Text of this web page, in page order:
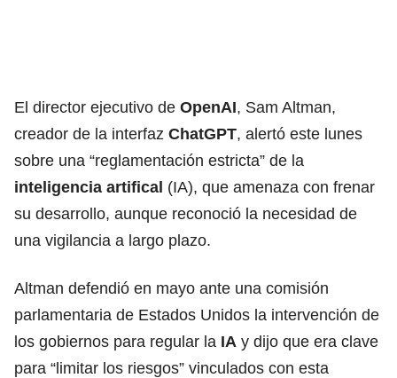
El director ejecutivo de OpenAI, Sam Altman,
creador de la interfaz ChatGPT, alertó este lunes
sobre una “reglamentación estricta” de la
inteligencia artifical (IA), que amenaza con frenar
su desarrollo, aunque reconoció la necesidad de
una vigilancia a largo plazo.
Altman defendió en mayo ante una comisión
parlamentaria de Estados Unidos la intervención de
los gobiernos para regular la IA y dijo que era clave
para “limitar los riesgos” vinculados con esta